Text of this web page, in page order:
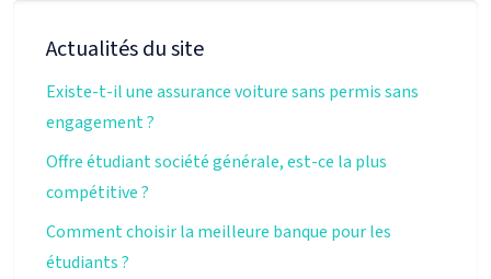
Actualités du site
Existe-t-il une assurance voiture sans permis sans
engagement ?
Offre étudiant société générale, est-ce la plus
compétitive ?
Comment choisir la meilleure banque pour les
étudiants ?